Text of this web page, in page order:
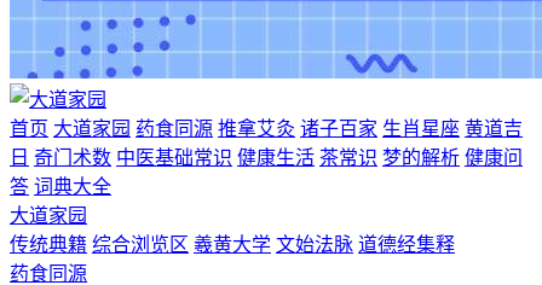
首页 大道家园 药食同源 推拿艾灸 诸子百家 生肖星座 黄道吉
日 奇门术数 中医基础常识 健康生活 茶常识 梦的解析 健康问
答 词典大全
大道家园
传统典籍 综合浏览区 羲黄大学 文始法脉 道德经集释
药食同源